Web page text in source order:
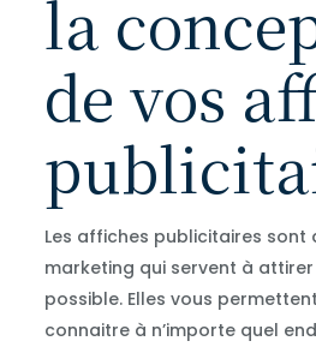
la
de vos
Les affiches publicitaires sont
marketing qui servent à
possible. Elles vous
connaitre à n’importe quel